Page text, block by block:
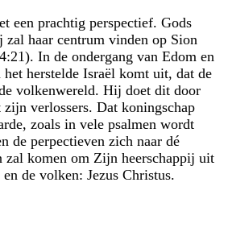
een prachtig perspectief. Gods
zal haar centrum vinden op Sion
In de ondergang van Edom en
herstelde Israël komt uit, dat de
volkenwereld. Hij doet dit door
verlossers. Dat koningschap
zoals in vele psalmen wordt
de perpectieven zich naar dé
zal komen om Zijn heerschappij uit
de volken: Jezus Christus.